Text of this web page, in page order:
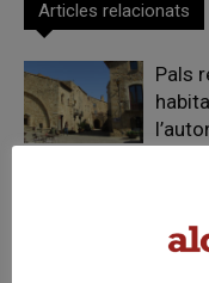
Articles relacionats
Pals